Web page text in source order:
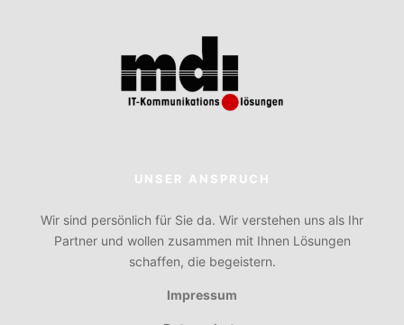
UNSER ANSPRUCH
Wir sind persönlich für Sie da. Wir verstehen uns als Ihr
Partner und wollen zusammen mit Ihnen Lösungen
schaffen, die begeistern.
Impressum